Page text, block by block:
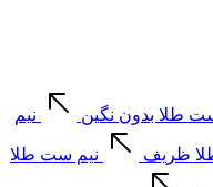
طلا بدون نگین نیم
ظریف نیم ست طلا